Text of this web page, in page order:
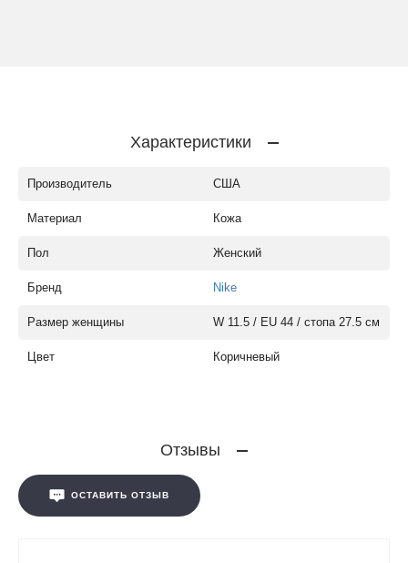
Характеристики
Производитель США
Материал Кожа
Пол Женский
Бренд Nike
Размер женщины W 11.5 / EU 44 / стопа 27.5 см
Цвет Коричневый
Отзывы
ОСТАВИТЬ ОТЗЫВ